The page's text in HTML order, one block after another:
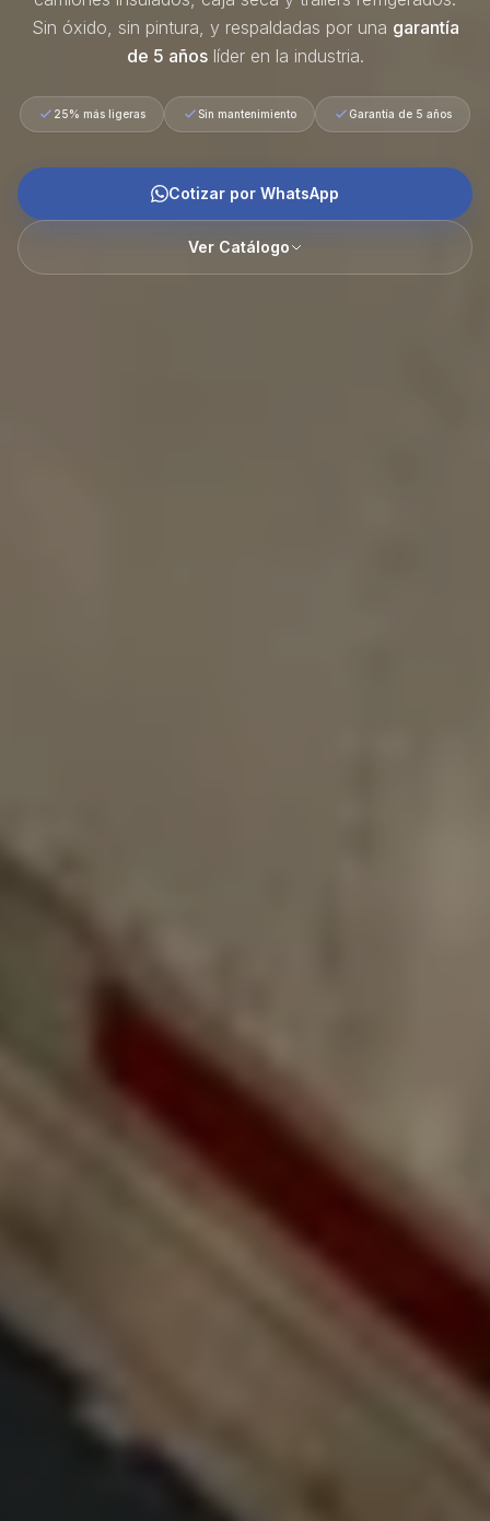
Sin óxido, sin pintura, y respaldadas por una garantía
de 5 añoslíder en la industria.
25% más ligeras Sin mantenimiento Garantía de 5 años
Cotizar por WhatsApp
Ver Catálogo